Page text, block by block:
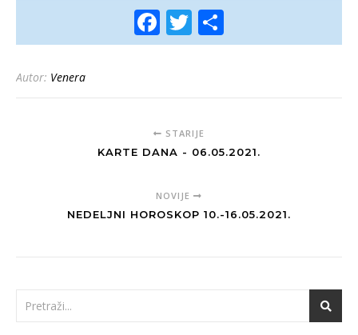
Facebook
Twitter
Autor: Venera
STARIJE
KARTE DANA - 06.05.2021.
NOVIJE
NEDELJNI HOROSKOP 10.-16.05.2021.